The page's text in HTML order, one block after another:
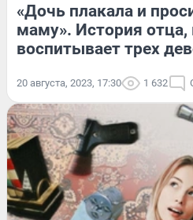
«Дочь плакала и
маму». История
воспитывает трех
20 августа, 2023, 17:30 1 632